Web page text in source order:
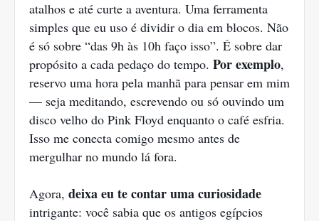
atalhos e até curte a aventura. Uma ferramenta
simples que eu uso é dividir o dia em blocos. Não
é só sobre “das 9h às 10h faço isso”. É sobre dar
propósito a cada pedaço do tempo. Por exemplo,
reservo uma hora pela manhã para pensar em mim
— seja meditando, escrevendo ou só ouvindo um
disco velho do Pink Floyd enquanto o café esfria.
Isso me conecta comigo mesmo antes de
mergulhar no mundo lá fora.
Agora, deixa eu te contar uma curiosidade
intrigante: você sabia que os antigos egípcios